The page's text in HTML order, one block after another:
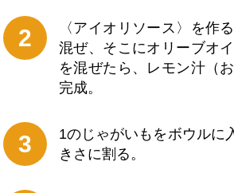
2
〈アイオリソース〉を作
混ぜ、そこにオリーブオ
を混ぜたら、レモン汁（
完成。
3
1のじゃがいもをボウルに
きさに割る。